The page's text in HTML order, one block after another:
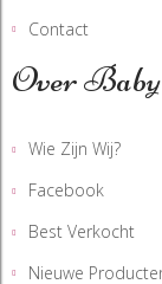
Contact
Over
Wie Zijn Wij?
Facebook
Best Verkocht
Nieuwe